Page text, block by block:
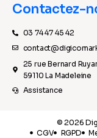
Contactez-
03 74 47 45 42
25 rue Bernard
59110 La Madeleine
Assistance
© 2026
CGV
RGPD